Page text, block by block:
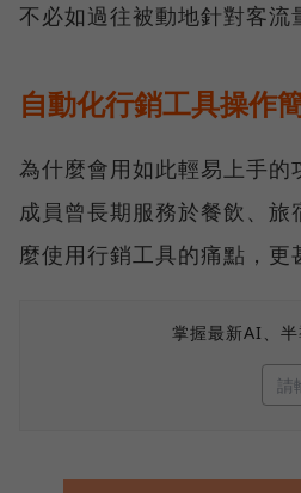
不必如過往被動地針對客流
自動化行銷工具操作
為什麼會用如此輕易上手
成員曾長期服務於餐飲、
麼使用行銷工具的痛點，更
掌握最新AI、